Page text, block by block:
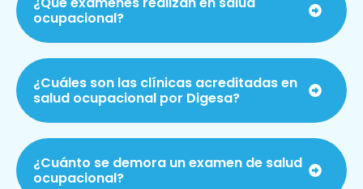
ocupacional?
¿Cuáles son las clínicas acreditadas en
salud ocupacional por Digesa?
¿Cuánto se demora un examen de salud
ocupacional?